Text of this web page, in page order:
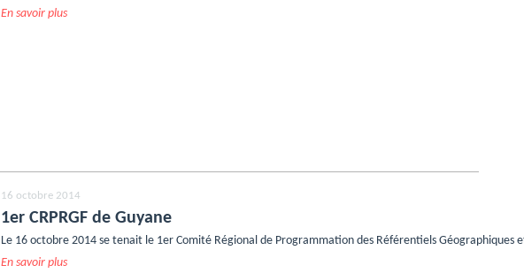
En savoir plus
16 octobre 2014
1er CRPRGF de Guyane
Le 16 octobre 2014 se tenait le 1er Comité Régional de Programmation des Référentiels Géographiques
En savoir plus